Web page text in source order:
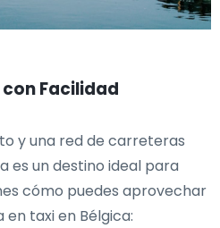
Facilidad
y una red de carreteras
es un destino ideal para
cómo puedes aprovechar
taxi en Bélgica: